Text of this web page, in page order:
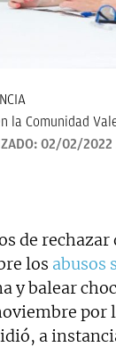
la Comunidad
02/02/2022
de
los abusos
y balear
por
a